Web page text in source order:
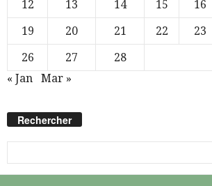
12
13 14 15 16
19
20 21 22 23
26
27
28
« Jan
Mar »
Rechercher